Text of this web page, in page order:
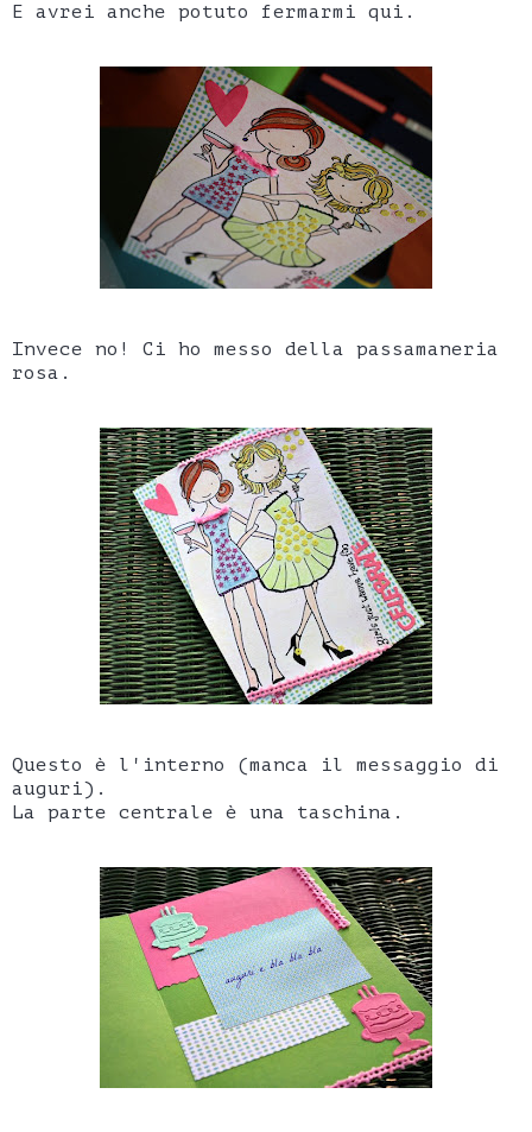
E avrei anche potuto fermarmi qui.
Invece no! Ci ho messo della passamaneria
rosa.
Questo è l'interno (manca il messaggio di
auguri).
La parte centrale è una taschina.